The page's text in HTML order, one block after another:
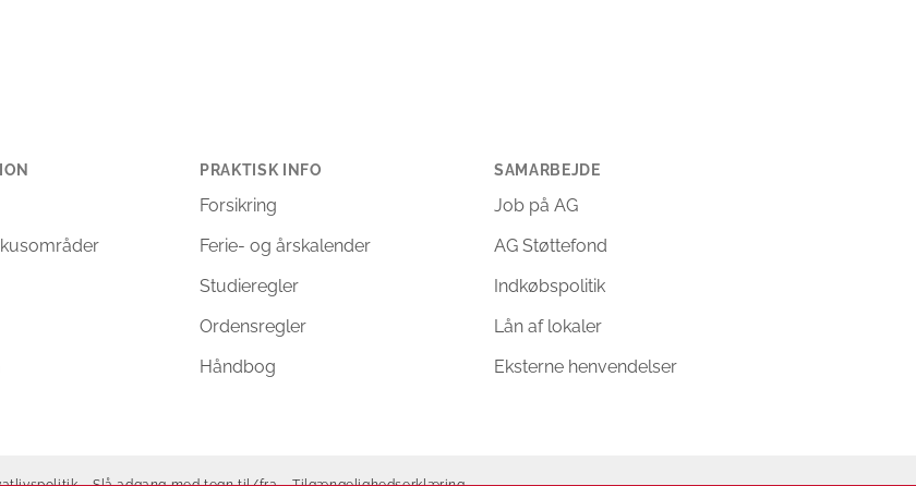
PRAKTISK INFO
Forsikring
Ferie- og årskalender
Studieregler
Ordensregler
Håndbog
SAMARBEJDE
Job på AG
AG Støttefond
Indkøbspolitik
Lån af lokaler
Eksterne henvendelser